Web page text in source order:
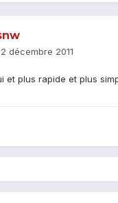
décembre 2011
et plus rapide et plus